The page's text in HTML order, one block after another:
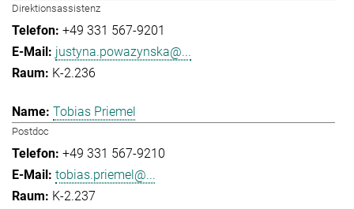
Direktionsassistenz
+49 331 567-9201
justyna.powazynska@...
K-2.236
Tobias Priemel
Postdoc
+49 331 567-9210
tobias.priemel@...
K-2.237